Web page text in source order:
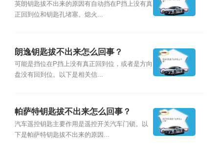
英朗钥匙拔不出来的原因有自动挡在P挡上没有真
正回到位和钥匙孔堵塞。熄火...
朗逸钥匙拔不出来怎么回事？
可能是挡位在P挡上没有真正回到位，或者是方向
盘没有回到位。以下是相关信...
帕萨特钥匙拔不出来怎么回事？
汽车遥控钥匙主要作用是遥控开关汽车门锁。以
下是帕萨特钥匙拔不出来的原因...